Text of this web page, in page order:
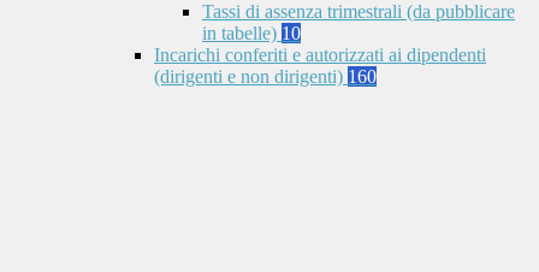
Tassi di assenza trimestrali (da pubblicare
in tabelle) 10
Incarichi conferiti e autorizzati ai dipendenti
(dirigenti e non dirigenti) 160